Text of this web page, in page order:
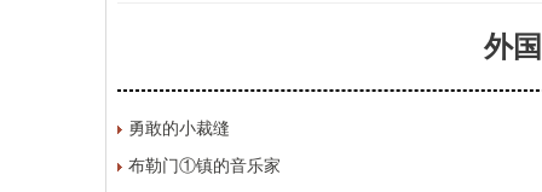
外
勇敢的小裁缝
布勒门①镇的音乐家